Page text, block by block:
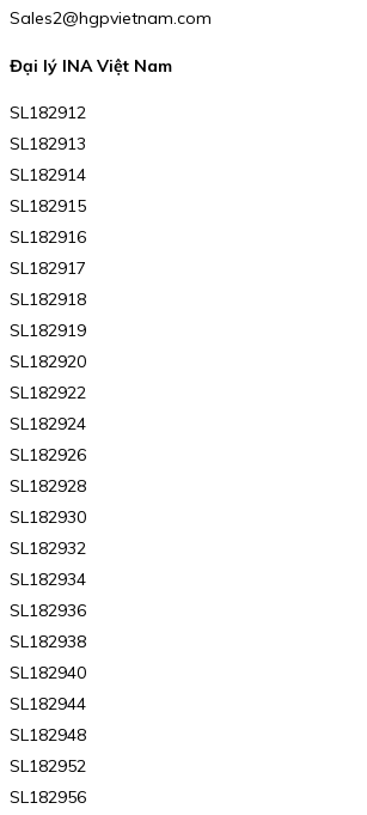
Sales2@hgpvietnam.com
Đại lý INA Việt Nam
SL182912
SL182913
SL182914
SL182915
SL182916
SL182917
SL182918
SL182919
SL182920
SL182922
SL182924
SL182926
SL182928
SL182930
SL182932
SL182934
SL182936
SL182938
SL182940
SL182944
SL182948
SL182952
SL182956